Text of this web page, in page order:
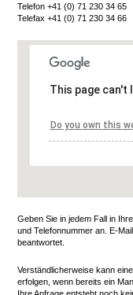
Telefon +41 (0) 71 230 34
Telefax +41 (0) 71 230 34 66
This page can't
Do you own this
Geben Sie in jedem Fall in
und Telefonnummer an. E-
beantwortet.
Verständlicherweise kann
erfolgen, wenn bereits ein